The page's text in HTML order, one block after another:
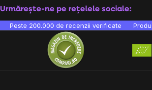
Urmărește-ne pe rețelele sociale:
Peste 200.000 de recenzii verificate